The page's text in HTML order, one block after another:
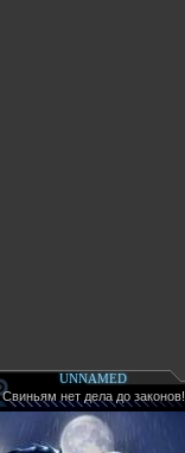
UNNAMED
Свиньям нет дела до законов!